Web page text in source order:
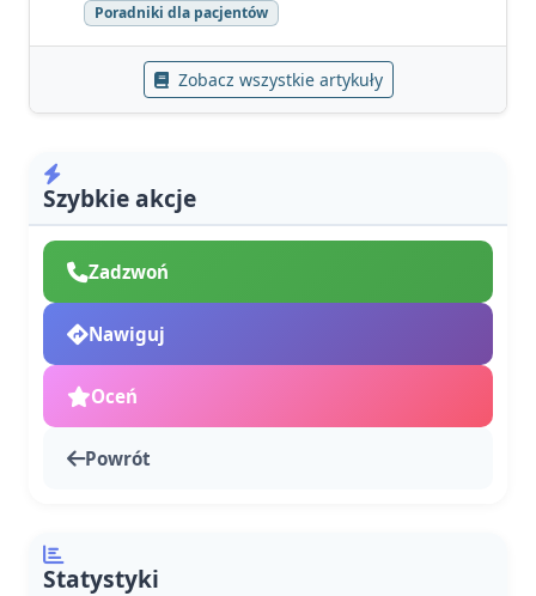
Poradniki dla pacjentów
Zobacz wszystkie artykuły
Szybkie akcje
Zadzwoń
Nawiguj
Oceń
Powrót
Statystyki